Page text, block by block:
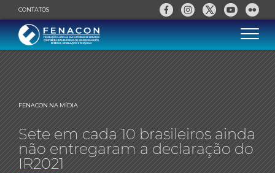
CONTATOS
FENACON NA MÍDIA
Sete em cada 10 brasileiros ainda
não entregaram a declaração do
IR2021